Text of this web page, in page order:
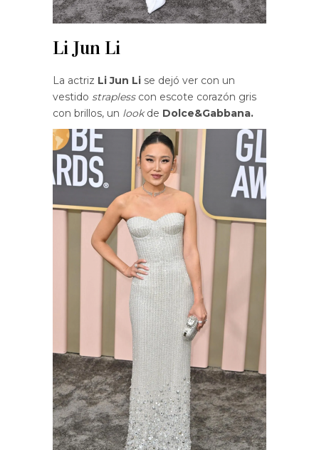
Li Jun Li
La actriz Li Jun Li se dejó ver con un
vestido straplesscon escote corazón gris
con brillos, un lookde Dolce&Gabbana.